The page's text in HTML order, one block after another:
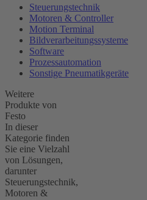
Steuerungstechnik
Motoren & Controller
Motion Terminal
Bildverarbeitungssysteme
Software
Prozessautomation
Sonstige Pneumatikgeräte
Weitere
Produkte von
Festo
In dieser
Kategorie finden
Sie eine Vielzahl
von Lösungen,
darunter
Steuerungstechnik,
Motoren &